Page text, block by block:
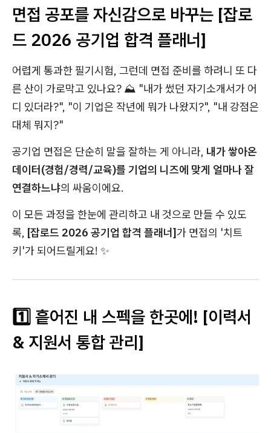
면접 공포를 자신감으로 바꾸는 [잡로
드 2026 공기업 합격 플래너]
어렵게 통과한 필기시험, 그런데 면접 준비를 하려니 또 다
른 산이 가로막고 있나요? ⛰️ "내가 썼던 자기소개서가 어
디 있더라?", "이 기업은 작년에 뭐가 나왔지?", "내 강점은
대체 뭐지?"
공기업 면접은 단순히 말을 잘하는 게 아니라, 내가 쌓아온
데이터(경험/경력/교육)를 기업의 니즈에 맞게 얼마나 잘
연결하느냐의 싸움이에요.
이 모든 과정을 한눈에 관리하고 내 것으로 만들 수 있도
록, [잡로드 2026 공기업 합격 플래너]가 면접의 '치트
키'가 되어드릴게요! ✨
1️⃣ 흩어진 내 스펙을 한곳에! [이력서
& 지원서 통합 관리]